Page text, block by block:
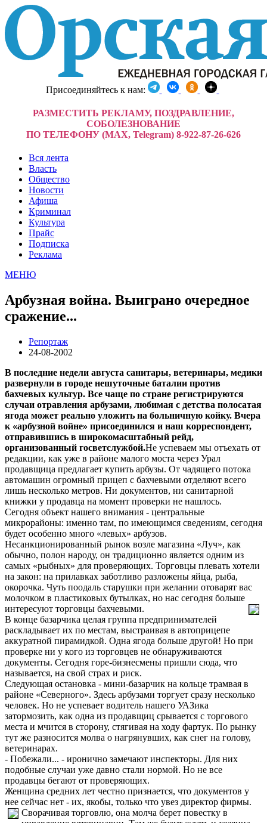
Присоединяйтесь к нам:
РАЗМЕСТИТЬ РЕКЛАМУ, ПОЗДРАВЛЕНИЕ,
СОБОЛЕЗНОВАНИЕ
ПО ТЕЛЕФОНУ (MAX, Telegram) 8-922-87-26-626
Вся лента
Власть
Общество
Новости
Афиша
Криминал
Культура
Прайс
Подписка
Реклама
МЕНЮ
Арбузная война. Выиграно очередное
сражение...
Репортаж
24-08-2002
В последние недели августа санитары, ветеринары, медики
развернули в городе нешуточные баталии против
бахчевых культур. Все чаще по стране регистрируются
случаи отравления арбузами, любимая с детства полосатая
ягода может реально уложить на больничную койку. Вчера
к «арбузной войне» присоединился и наш корреспондент,
отправившись в широкомасштабный рейд,
организованный госветслужбой.Не успеваем мы отъехать от
редакции, как уже в районе малого моста через Урал
продавщица предлагает купить арбузы. От чадящего потока
автомашин огромный прицеп с бахчевыми отделяют всего
лишь несколько метров. Ни документов, ни санитарной
книжки у продавца на момент проверки не нашлось.
Сегодня объект нашего внимания - центральные
микрорайоны: именно там, по имеющимся сведениям, сегодня
будет особенно много «левых» арбузов.
Несанкционированный рынок возле магазина «Луч», как
обычно, полон народу, он традиционно является одним из
самых «рыбных» для проверяющих. Торговцы плевать хотели
на закон: на прилавках заботливо разложены яйца, рыба,
окорочка. Чуть поодаль старушки при желании отоварят вас
молочком в пластиковых бутылках, но нас сегодня больше
интересуют торговцы бахчевыми.
В конце базарчика целая группа предпринимателей
раскладывает их по местам, выстраивая в автоприцепе
аккуратной пирамидкой. Одна ягода больше другой! Но при
проверке ни у кого из торговцев не обнаруживаются
документы. Сегодня горе-бизнесмены пришли сюда, что
называется, на свой страх и риск.
Следующая остановка - мини-базарчик на кольце трамвая в
районе «Северного». Здесь арбузами торгует сразу несколько
человек. Но не успевает водитель нашего УАЗика
затормозить, как одна из продавщиц срывается с торгового
места и мчится в сторону, стягивая на ходу фартук. По рынку
тут же разносится молва о нагрянувших, как снег на голову,
ветеринарах.
- Побежали... - иронично замечают инспекторы. Для них
подобные случаи уже давно стали нормой. Но не все
продавцы бегают от проверяющих.
Женщина средних лет честно признается, что документов у
нее сейчас нет - их, якобы, только что увез директор фирмы.
Сворачивая торговлю, она молча берет повестку в